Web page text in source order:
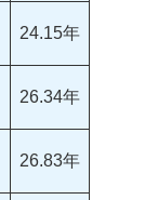
24.15年
26.34年
26.83年